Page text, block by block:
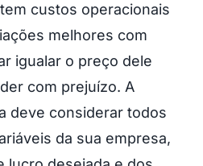
custos operacionais
melhores com
igualar o preço dele
com prejuízo. A
deve considerar todos
da sua empresa,